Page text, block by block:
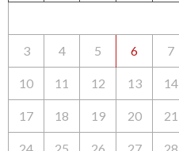
3 4 5 6 7
10 11 12 13 14
17 18 19 20 21